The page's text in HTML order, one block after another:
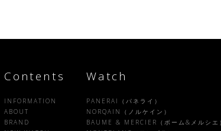
Contents
INFORMATION
ABOUT
BRAND
Watch
PANERAI（パネライ）
NORQAIN（ノルケイン）
BAUME & MERCIER（ボーム&メルシエ